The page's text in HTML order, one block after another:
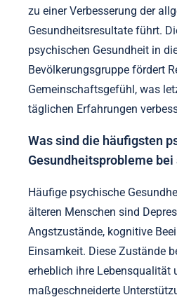
zu einer Verbesserung der
Gesundheitsresultate führt.
psychischen Gesundheit in
Bevölkerungsgruppe fördert
Gemeinschaftsgefühl, was
täglichen Erfahrungen
Was sind die häufigsten
Gesundheitsprobleme
Häufige psychische
älteren Menschen sind
Angstzustände, kognitive
Einsamkeit. Diese Zustände
erheblich ihre Lebensqualität
maßgeschneiderte